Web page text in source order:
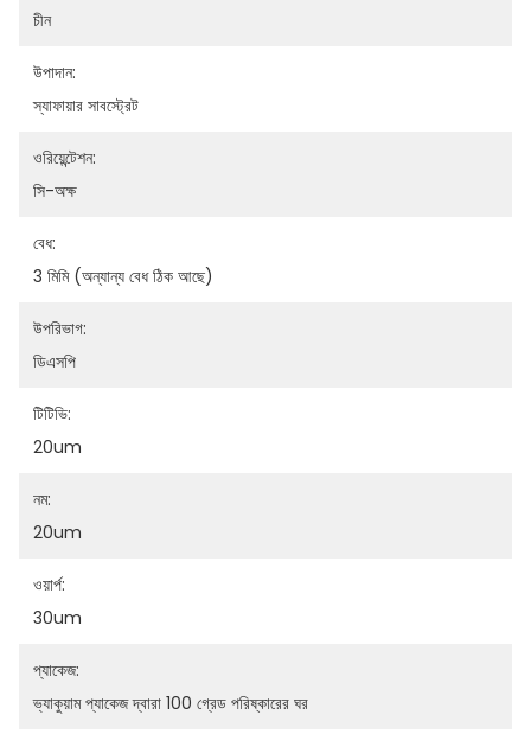
চীন
উপাদান:
স্যাফায়ার সাবস্ট্রেট
ওরিয়েন্টেশন:
সি-অক্ষ
বেধ:
3 মিমি (অন্যান্য বেধ ঠিক আছে)
উপরিভাগ:
ডিএসপি
টিটিভি:
20um
নম:
20um
ওয়ার্প:
30um
প্যাকেজ:
ভ্যাকুয়াম প্যাকেজ দ্বারা 100 গ্রেড পরিষ্কারের ঘর